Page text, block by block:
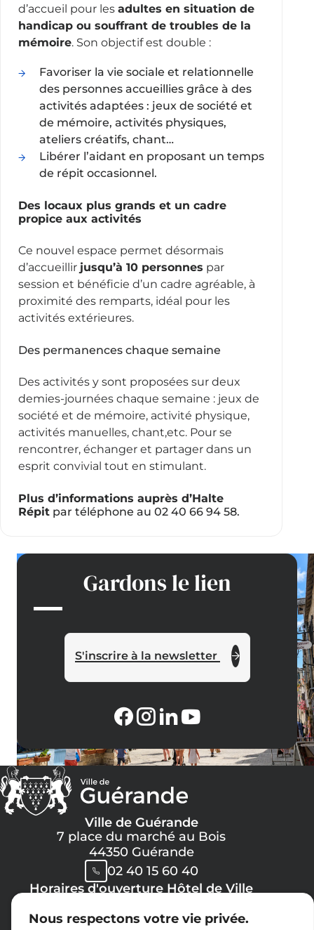
Nous respectons votre vie privée.
d’accueil pour les adultes en situation de
handicap ou souffrant de troubles de la
mémoire. Son objectif est double :
Favoriser la vie sociale et relationnelle
des personnes accueillies grâce à des
activités adaptées : jeux de société et
de mémoire, activités physiques,
ateliers créatifs, chant…
Libérer l’aidant en proposant un temps
de répit occasionnel.
Des locaux plus grands et un cadre
propice aux activités
Ce nouvel espace permet désormais
d’accueillir jusqu’à 10 personnes par
session et bénéficie d’un cadre agréable, à
proximité des remparts, idéal pour les
activités extérieures.
Des permanences chaque semaine
Des activités y sont proposées sur deux
demies-journées chaque semaine : jeux de
société et de mémoire, activité physique,
activités manuelles, chant,etc. Pour se
rencontrer, échanger et partager dans un
esprit convivial tout en stimulant.
Plus d’informations auprès d’Halte
Répitpar téléphone au 02 40 66 94 58.
Gardons le lien
S'inscrire à la newsletter
Ville de Guérande
7 place du marché au Bois
44350 Guérande
02 40 15 60 40
Horaires d'ouverture Hôtel de Ville
Lundi, Mercredi, Jeudi, Vendredi :
08h30 -> 12h00